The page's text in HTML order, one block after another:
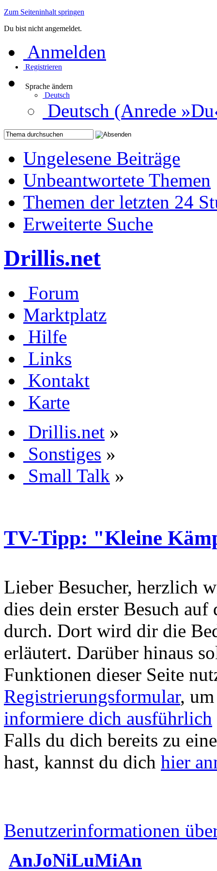
Zum Seiteninhalt springen
Du bist nicht angemeldet.
Anmelden
Registrieren
Sprache ändern
Deutsch
Deutsch (Anrede
Ungelesene Beiträge
Unbeantwortete Themen
Themen der letzten 24
Erweiterte Suche
Drillis.net
Forum
Marktplatz
Hilfe
Links
Kontakt
Karte
Drillis.net »
Sonstiges »
Small Talk »
TV-Tipp: "Kleine
Lieber Besucher, herzlich
dies dein erster Besuch
durch. Dort wird dir die
erläutert. Darüber hinaus
Funktionen dieser Seite
Registrierungsformular,
informiere dich ausführlich
Falls du dich bereits zu
hast, kannst du dich hier
Benutzerinformationen
AnJoNiLuMiAn